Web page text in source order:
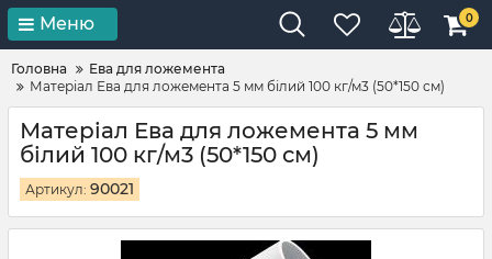
Меню 0
Головна
Ева для ложемента
Матеріал Ева для ложемента 5 мм білий 100 кг/м3 (50*150 см)
Матеріал Ева для ложемента 5 мм
білий 100 кг/м3 (50*150 см)
Артикул: 90021